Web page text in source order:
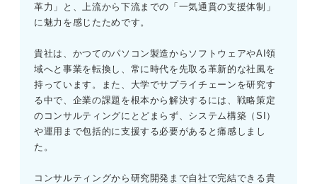
革力」と、上流から下流までの「一気通貫の支援体制」
に魅力を感じたためです。
貴社は、かつてのパソコン製造からソフトウェアやAI領
域へと事業を転換し、常に時代を先取る革新的な社風を
持っています。また、大学でサプライチェーンを研究す
る中で、企業の課題を根本から解決するには、戦略策定
のコンサルティングにとどまらず、システム構築（SI）
や運用まで包括的に支援する必要があると痛感しまし
た。
コンサルティングから研究開発まで自社で完結できる貴